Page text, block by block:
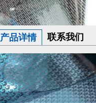
产品详情 联系我们